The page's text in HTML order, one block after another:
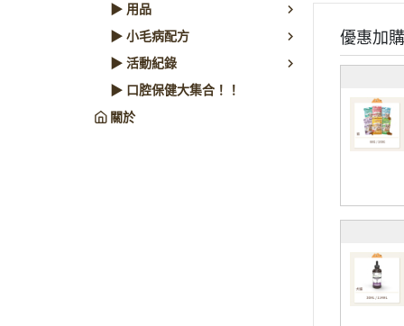
▶ 用品
▶ 小毛病配方
▶ 活動紀錄
▶ 口腔保健大集合！！
關於
優惠加購